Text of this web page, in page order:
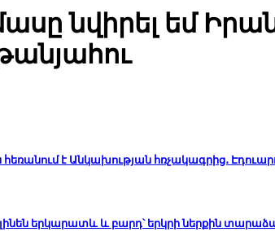
նվիրել եմ
է Անկախության հռչակագրից․
երկարատև և բարդ՝ երկրի ներքին